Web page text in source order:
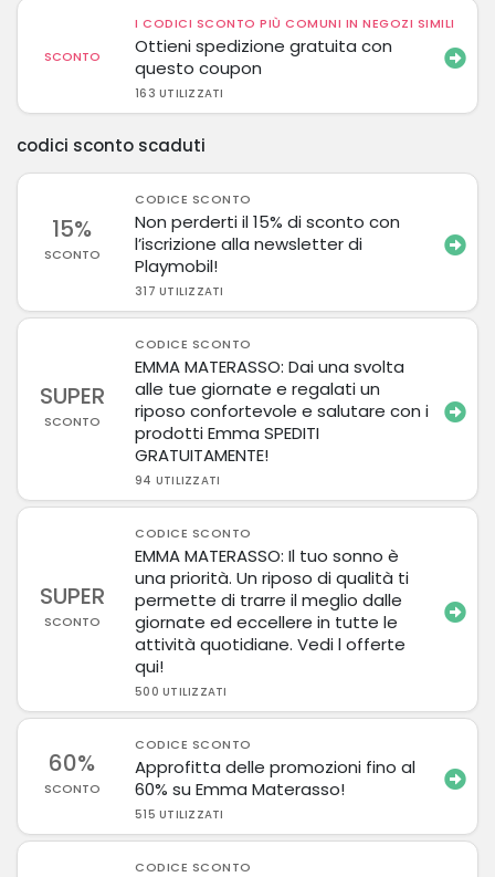
SCONTO
I CODICI SCONTO PIÙ COMUNI IN NEGOZI SIMILI
Ottieni spedizione gratuita con
questo coupon
163 UTILIZZATI
codici sconto scaduti
15%
SCONTO
CODICE SCONTO
Non perderti il 15% di sconto con
l’iscrizione alla newsletter di
Playmobil!
317 UTILIZZATI
SUPER
SCONTO
CODICE SCONTO
EMMA MATERASSO: Dai una svolta
alle tue giornate e regalati un
riposo confortevole e salutare con i
prodotti Emma SPEDITI
GRATUITAMENTE!
94 UTILIZZATI
SUPER
SCONTO
CODICE SCONTO
EMMA MATERASSO: Il tuo sonno è
una priorità. Un riposo di qualità ti
permette di trarre il meglio dalle
giornate ed eccellere in tutte le
attività quotidiane. Vedi l offerte
qui!
500 UTILIZZATI
60%
SCONTO
CODICE SCONTO
Approfitta delle promozioni fino al
60% su Emma Materasso!
515 UTILIZZATI
CODICE SCONTO